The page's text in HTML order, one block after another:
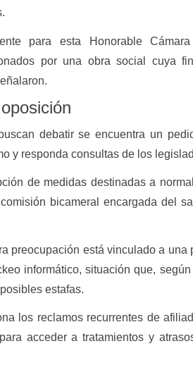
para esta Honorable
por una obra social cuya
debatir se encuentra un
y responda consultas de los
de medidas destinadas a
bicameral encargada del
preocupación está vinculado a una
informático, situación que,
estafas.
los reclamos recurrentes de
acceder a tratamientos y